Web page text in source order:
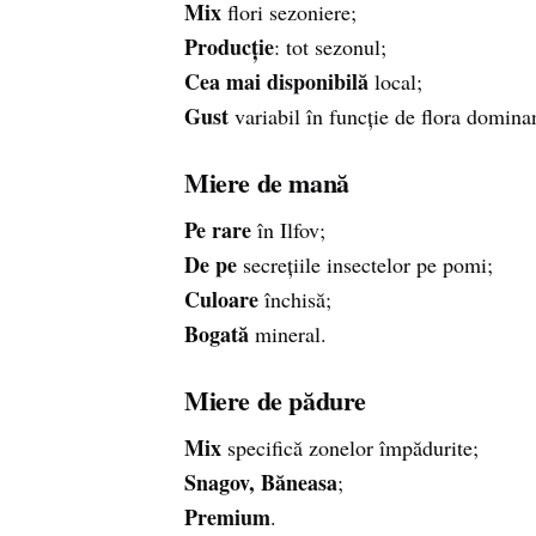
Mix flori sezoniere;
Producție: tot sezonul;
Cea mai disponibilă local;
Gust variabil în funcție de flora
Miere de mană
Pe rare în Ilfov;
De pe secrețiile insectelor pe pomi;
Culoare închisă;
Bogată mineral.
Miere de pădure
Mix specifică zonelor împădurite;
Snagov, Băneasa;
Premium.